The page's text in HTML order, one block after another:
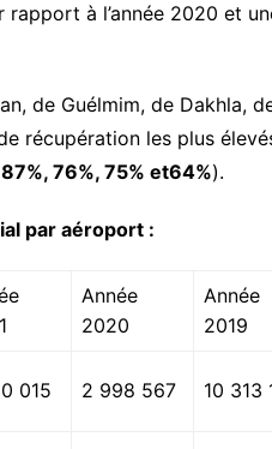
rapport à l’année 2020 et
de Guélmim, de Dakhla,
récupération les plus
76%, 75% et64%).
par aéroport :
Année
2020
Année
2019
015 2 998 567 10 313